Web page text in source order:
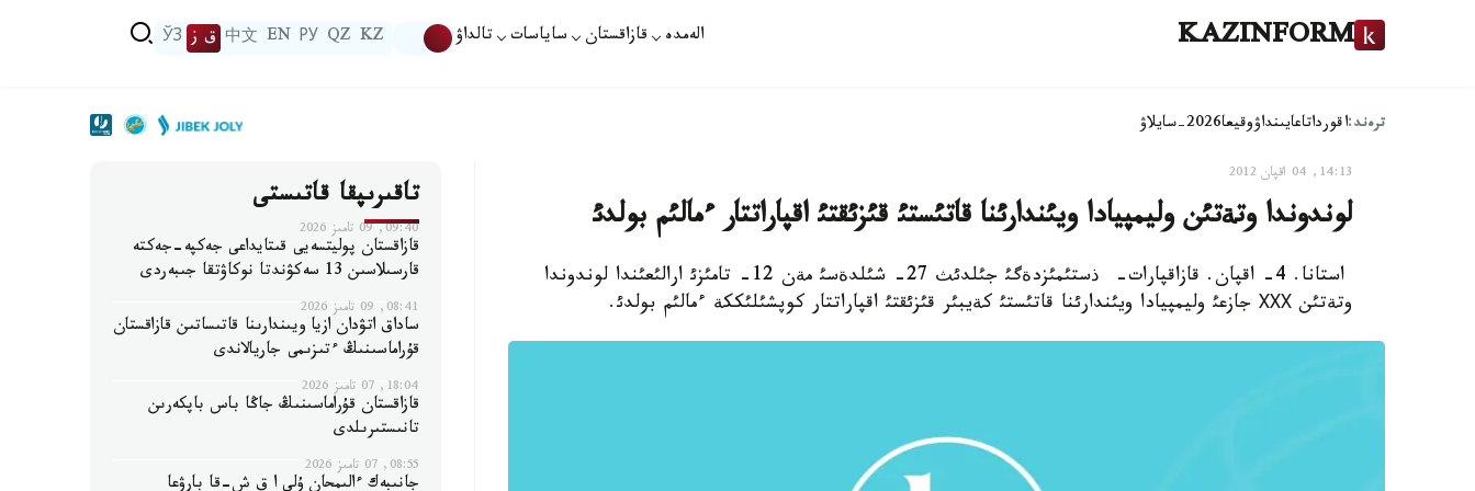
KAZINFORM الەمدە قازاقستان ساياسات تالداۋ KZ
QZ
РУ
EN
中文 ق ز ЎЗ
ترەند:اقورداتاعايىنداۋوقيعا2026-سايلاۋ
14:13, 04 اقپان 2012
لوندوندا وتةتئن وليمپيادا ويئندارئنا قاتئستئ قئزئقتئ اقپاراتتار ءمالئم بولدئ
استانا. 4- اقپان. قازاقپارات- ذستئمئزدةگئ جئلدئث 27- شئلدةسئ مةن 12- تامئزئ ارالئعئندا لوندوندا
وتةتئن ХХХ جازعئ وليمپيادا ويئندارئنا قاتئستئ كةيبئر قئزئقتئ اقپاراتتار كوپشئلئككة ءمالئم بولدئ.
تاقىرىپقا قاتىستى
09:40, 09 تامىز 2026
قازاقستان پوليتسەيى قىتايداعى جەكپە-جەكتە
قارسىلاسىن 13 سەكۋندتا نوكاۋتقا جىبەردى
08:41, 09 تامىز 2026
ساداق اتۋدان ازيا ويىندارىنا قاتىساتىن قازاقستان
قۇراماسىنىڭ ءتىزىمى جاريالاندى
18:04, 07 تامىز 2026
قازاقستان قۇراماسىنىڭ جاڭا باس باپكەرىن
تانىستىرىلدى
08:55, 07 تامىز 2026
جانىبەك ءالىمحان ۇلى ا ق ش-قا بارۋعا